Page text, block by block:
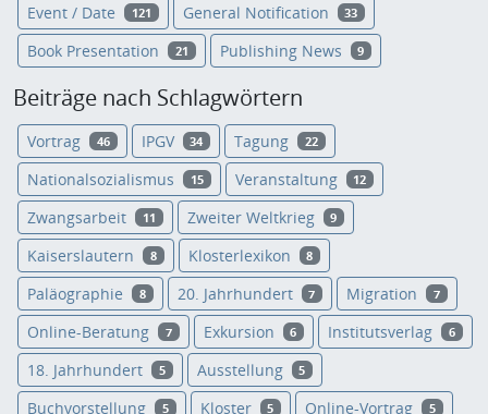
Event / Date 121 General Notification 33
Book Presentation 21 Publishing News 9
Beiträge nach Schlagwörtern
Vortrag 46 IPGV 34 Tagung 22
Nationalsozialismus 15 Veranstaltung 12
Zwangsarbeit 11 Zweiter Weltkrieg 9
Kaiserslautern 8 Klosterlexikon 8
Paläographie 8 20. Jahrhundert 7 Migration 7
Online-Beratung 7 Exkursion 6 Institutsverlag 6
18. Jahrhundert 5 Ausstellung 5
Buchvorstellung 5 Kloster 5 Online-Vortrag 5